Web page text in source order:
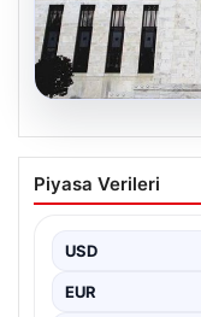
Fed faizi
{“title”: “ABD
Piyasa Verileri
USD
EUR